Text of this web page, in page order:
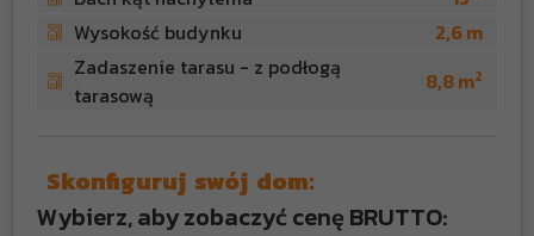
Wysokość budynku
2,6 m
Zadaszenie tarasu - z podłogą
tarasową
8,8 m2
Skonfiguruj swój dom:
Wybierz, aby zobaczyć cenę BRUTTO: